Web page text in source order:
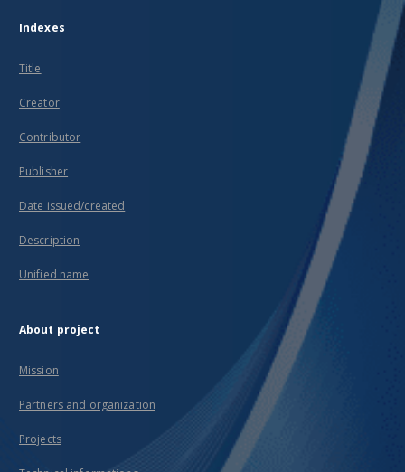
Indexes
Title
Creator
Contributor
Publisher
Date issued/created
Description
Unified name
About project
Mission
Partners and organization
Projects